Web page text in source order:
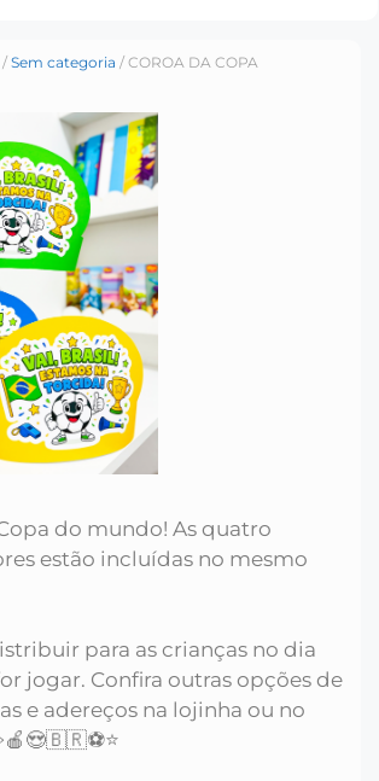
/ Sem categoria / COROA DA COPA
do mundo! As quatro
estão incluídas no mesmo
para as crianças no dia
jogar. Confira outras opções de
e adereços na lojinha ou no